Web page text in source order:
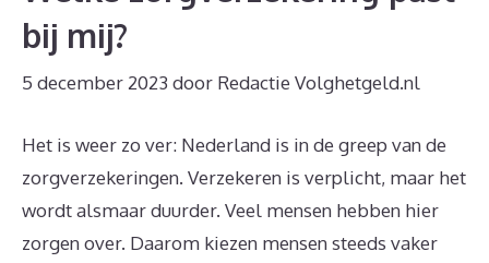
bij mij?
5 december 2023 door Redactie Volghetgeld.nl
Het is weer zo ver: Nederland is in de greep van de
zorgverzekeringen. Verzekeren is verplicht, maar het
wordt alsmaar duurder. Veel mensen hebben hier
zorgen over. Daarom kiezen mensen steeds vaker